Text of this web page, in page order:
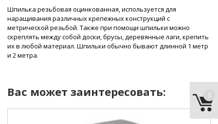
Шпилька резьбовая оцинкованная, используется для
наращивания различных крепежных конструкций с
метрической резьбой. Также при помощи шпильки можно
скреплять между собой доски, брусы, деревянные лаги, крепить
их в любой материал. Шпильки обычно бывают длинной 1 метр
и 2 метра.
Вас может заинтересовать: 0